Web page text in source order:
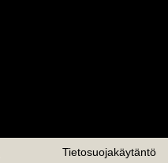
Tietosuojakäytäntö